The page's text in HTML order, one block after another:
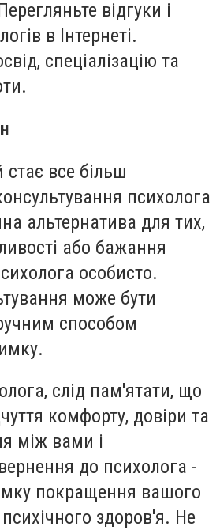
відгуки і
в Інтернеті.
спеціалізацію та
стає все більш
психолога
альтернатива для тих,
або бажання
особисто.
може бути
способом
слід пам'ятати, що
комфорту, довіри та
між вами і
до психолога -
покращення вашого
здоров'я. Не